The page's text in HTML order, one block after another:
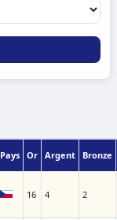
Pays Or Argent Bronze
16 4 2